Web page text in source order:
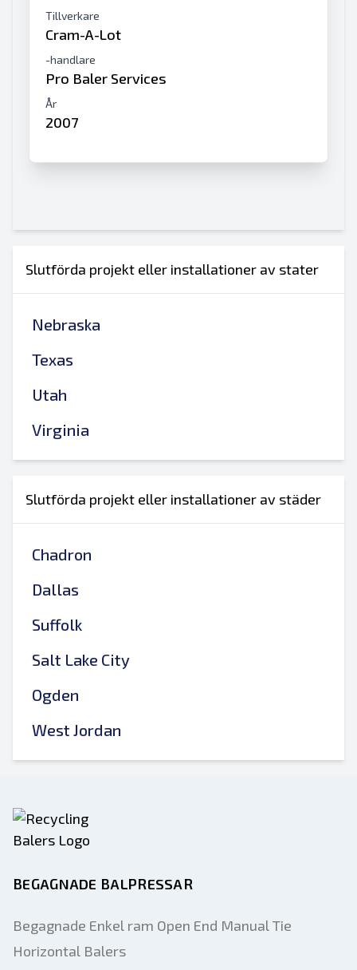
Tillverkare
Cram-A-Lot
-handlare
Pro Baler Services
År
2007
Slutförda projekt eller installationer av stater
Nebraska
Texas
Utah
Virginia
Slutförda projekt eller installationer av städer
Chadron
Dallas
Suffolk
Salt Lake City
Ogden
West Jordan
BEGAGNADE BALPRESSAR
Begagnade Enkel ram Open End Manual Tie
Horizontal Balers